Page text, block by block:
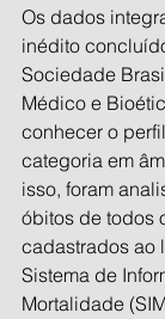
Os dados
inédito
Sociedade
Médico e
conhecer o
categoria em
isso, foram
óbitos de todos
cadastrados ao
Sistema de
Mortalidade